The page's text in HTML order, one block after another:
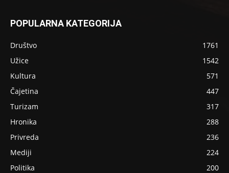
POPULARNA KATEGORIJA
Društvo
1761
Užice
1542
Kultura
571
Čajetina
447
Turizam
317
Hronika
288
Privreda
236
Mediji
224
Politika
200